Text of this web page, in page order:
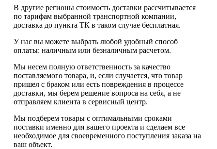
В другие регионы стоимость доставки рассчитывается
по тарифам выбранной транспортной компании,
доставка до пункта ТК в таком случае бесплатная.
У нас вы можете выбрать любой удобный способ
оплаты: наличным или безналичным расчетом.
Мы несем полную ответственность за качество
поставляемого товара, и, если случается, что товар
пришел с браком или есть повреждения в процессе
доставки, мы берем решение вопроса на себя, а не
отправляем клиента в сервисный центр.
Мы подберем товары с оптимальными сроками
поставки именно для вашего проекта и сделаем все
необходимое для своевременного поступления заказа на
ваш объект.